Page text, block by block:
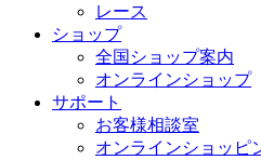
レース
ショップ
全国ショップ案内
オンラインショップ
サポート
お客様相談室
オンラインショッピ